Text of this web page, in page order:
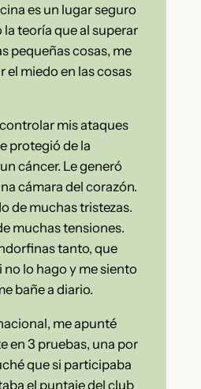
es un lugar seguro
la teoría que al superar
pequeñas cosas, me
el miedo en las cosas
mis ataques
protegió de la
cáncer. Le generó
cámara del corazón.
de muchas tristezas.
muchas tensiones.
tanto, que
no lo hago y me siento
bañe a diario.
me apunté
en 3 pruebas, una por
que si participaba
el puntaje del club